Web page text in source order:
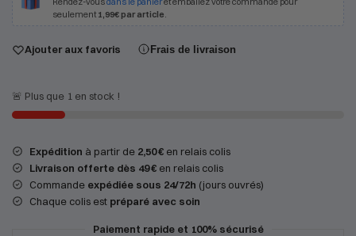
seulement 1,99€ par article.
Ajouter aux favoris Frais de livraison
🚨 Plus que 1 en stock !
Expédition à partir de 2,50 € en relais colis
Livraison offerte dès 49 € en relais colis
Commande expédiée sous 24/72h (jours ouvrés)
Chaque colis est préparé avec soin
Paiement rapide et 100% sécurisé